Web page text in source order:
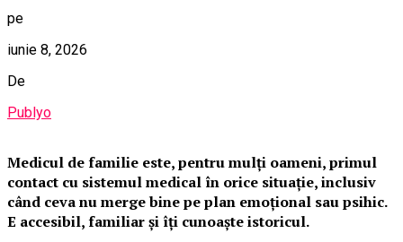
pe
iunie 8, 2026
De
Publyo
Medicul de familie este, pentru mulți oameni, primul
contact cu sistemul medical în orice situație, inclusiv
când ceva nu merge bine pe plan emoțional sau psihic.
E accesibil, familiar și îți cunoaște istoricul.